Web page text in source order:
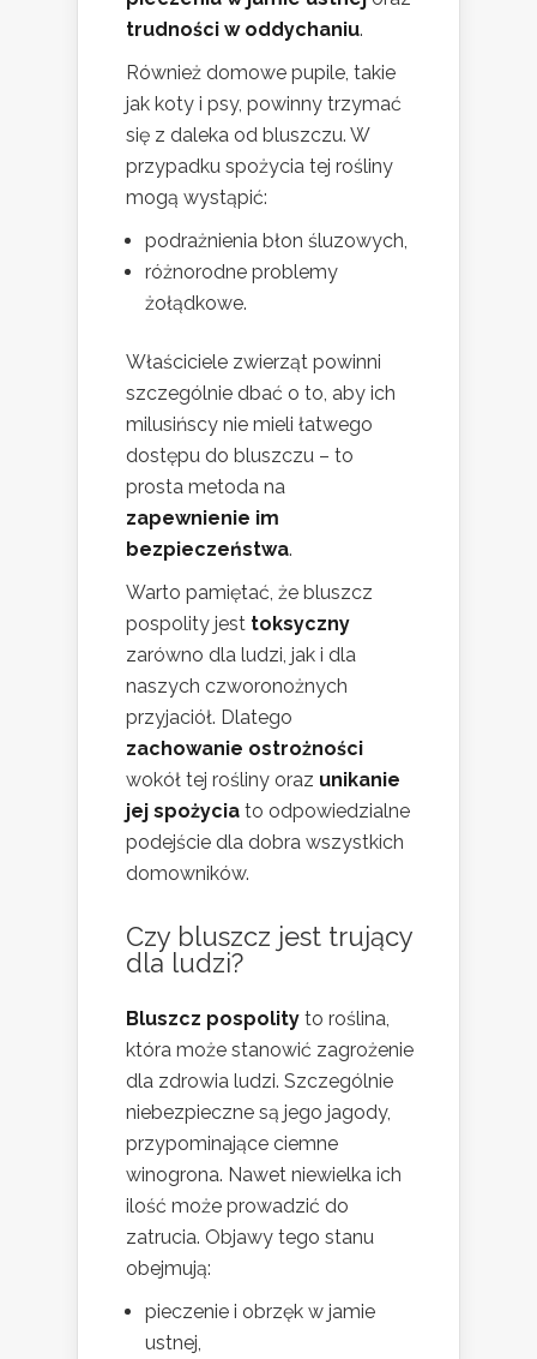
trudności w oddychaniu.
Również domowe pupile, takie
jak koty i psy, powinny trzymać
się z daleka od bluszczu. W
przypadku spożycia tej rośliny
mogą wystąpić:
podrażnienia błon śluzowych,
różnorodne problemy
żołądkowe.
Właściciele zwierząt powinni
szczególnie dbać o to, aby ich
milusińscy nie mieli łatwego
dostępu do bluszczu – to
prosta metoda na
zapewnienie im
bezpieczeństwa.
Warto pamiętać, że bluszcz
pospolity jest toksyczny
zarówno dla ludzi, jak i dla
naszych czworonożnych
przyjaciół. Dlatego
zachowanie ostrożności
wokół tej rośliny oraz unikanie
jej spożycia to odpowiedzialne
podejście dla dobra wszystkich
domowników.
Czy bluszcz jest trujący
dla ludzi?
Bluszcz pospolity to roślina,
która może stanowić zagrożenie
dla zdrowia ludzi. Szczególnie
niebezpieczne są jego jagody,
przypominające ciemne
winogrona. Nawet niewielka ich
ilość może prowadzić do
zatrucia. Objawy tego stanu
obejmują:
pieczenie i obrzęk w jamie
ustnej,